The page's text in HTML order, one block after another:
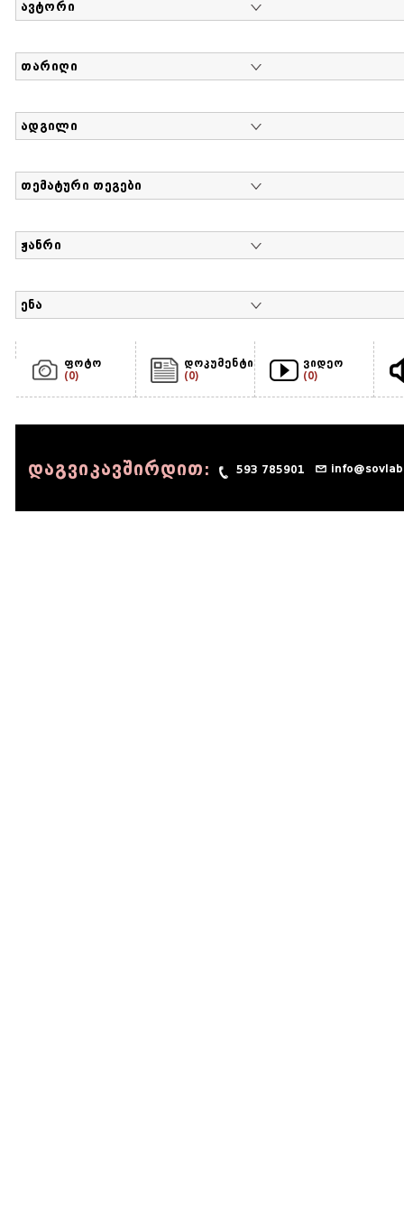
ავტორი
თარიღი
ადგილი
თემატური თეგები
ჟანრი
ენა
ფოტო
(0)
დოკუმენტი
(0)
ვიდეო
(0)
დაგვიკავშირდით: 593 785901